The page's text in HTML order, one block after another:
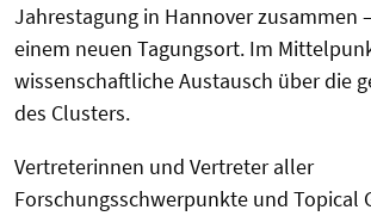
Jahrestagung in Hannover zusammen
einem neuen Tagungsort. Im
wissenschaftliche Austausch über die
des Clusters.
Vertreterinnen und Vertreter aller
Forschungsschwerpunkte und Topical